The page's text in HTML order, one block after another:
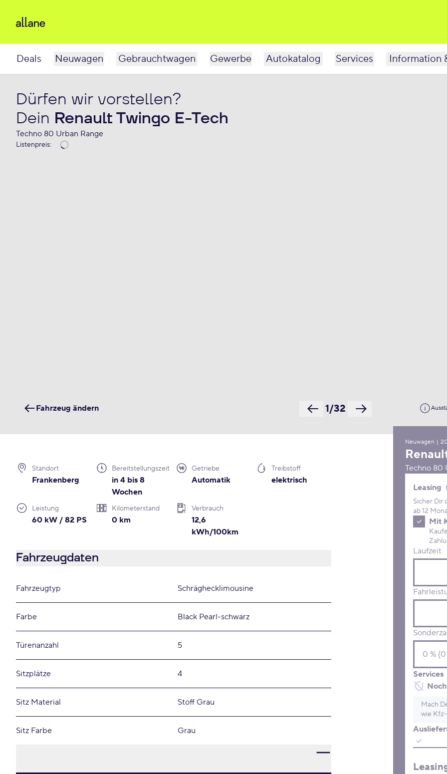
Deals Neuwagen Gebrauchtwagen Gewerbe Autokatalog Services Information
Dürfen wir vorstellen?
Dein Renault Twingo E-Tech
Techno 80 Urban Range
Listenpreis:
1/32
Fahrzeug ändern
Neuwagen |
Techno 80
Leasing
Leasing
Sicher Dir
ab 12
Mit
Kaufe
Laufzeit
Services
Mach
wie
Standort
Frankenberg
Bereitstellungszeit
in 4 bis 8
Wochen
Getriebe
Automatik
Treibstoff
elektrisch
Leistung
60 kW / 82 PS
Kilometerstand
0 km
Verbrauch
12,6
kWh/100km
Fahrzeugdaten
Fahrzeugtyp Schräghecklimousine
Farbe Black Pearl-schwarz
Türenanzahl 5
Sitzplätze 4
Sitz Material Stoff Grau
Sitz Farbe Grau